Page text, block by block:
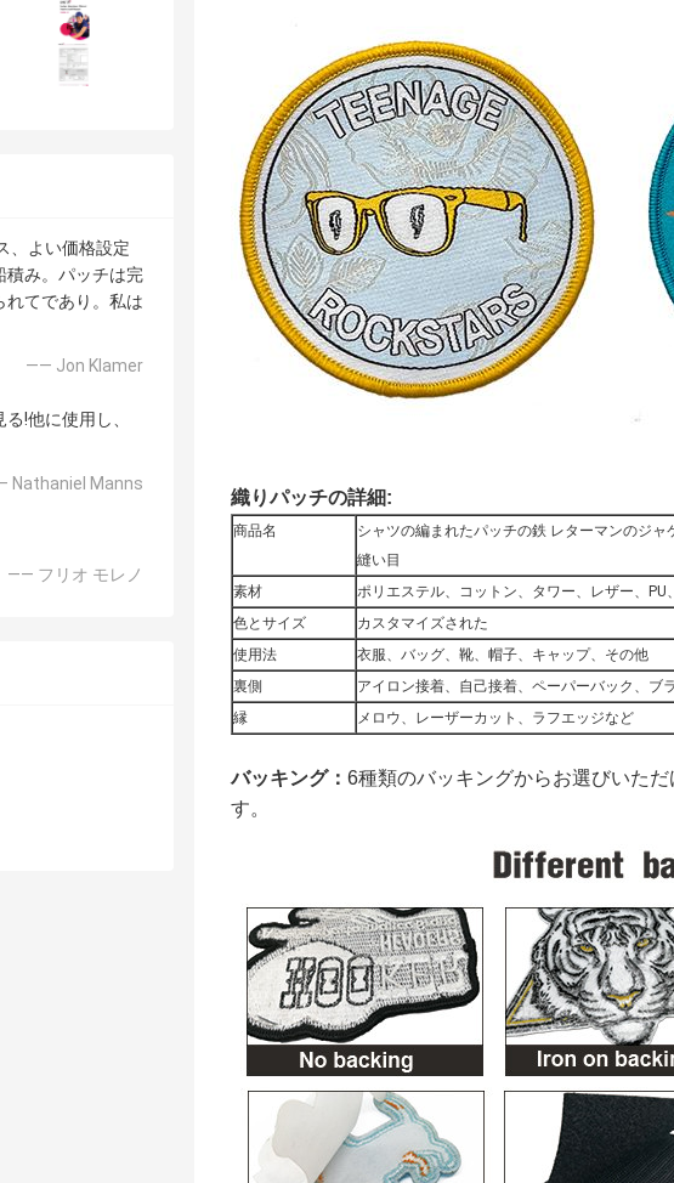
、よい価格設定
積み。パッチは完
れてであり。私は
—— Jon Klamer
!他に使用し、
Nathaniel Manns
—— フリオ モレノ
織りパッチの詳細:
商品名
シャツの編まれたパッチの鉄 レターマンのジ
縫い目
素材
ポリエステル、コットン、タワー、レザー、PU
色とサイズ
カスタマイズされた
使用法
衣服、バッグ、靴、帽子、キャップ、その他
裏側
アイロン接着、自己接着、ペーパーバック、ブ
縁
メロウ、レーザーカット、ラフエッジなど
バッキング： 6種類のバッキングからお選びいた
す。